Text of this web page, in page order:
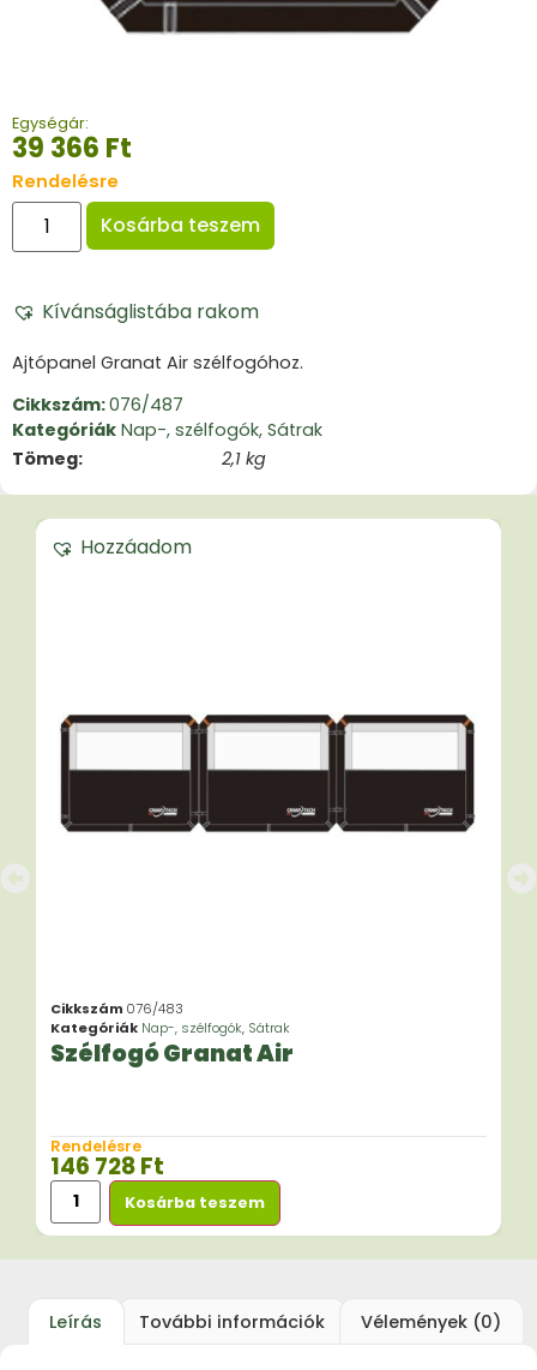
Egységár:
39 366 Ft
Rendelésre
Kosárba teszem
Kívánságlistába rakom
Ajtópanel Granat Air szélfogóhoz.
Cikkszám:076/487
Kategóriák Nap-, szélfogók, Sátrak
Tömeg
2,1 kg
Hozzáadom
Cikkszám 076/483
Kategóriák Nap-, szélfogók, Sátrak
Szélfogó Granat Air
Rendelésre
146 728Ft
Kosárba teszem
Leírás További információk Vélemények (0)